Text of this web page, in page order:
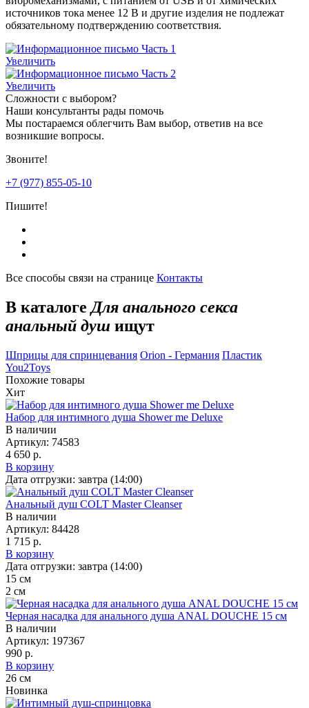
источников тока менее 12 В и другие изделия не подлежат
обязательному подтверждению соответствия.
Увеличить
Увеличить
Сложности с выбором?
Наши консультанты рады помочь
Мы постараемся облегчить Вам выбор, ответив на все
возникшие вопросы.
Звоните!
+7 (977) 855-05-10
Пишите!
Все способы связи на странице Контакты
В каталоге Для анального секса
анальный душ ищут
Шприцы для спринцевания Orion - Германия Пластик
You2Toys
Похожие товары
Хит
Набор для интимного душа Shower me Deluxe
В наличии
Артикул: 74583
4 650 р.
В корзину
Дата отгрузки: завтра (14:00)
Анальный душ COLT Master Cleanser
В наличии
Артикул: 84428
1 715 р.
В корзину
Дата отгрузки: завтра (14:00)
15 см
2 см
Черная насадка для анального душа ANAL DOUCHE 15 см
В наличии
Артикул: 197367
990 р.
В корзину
26 см
Новинка